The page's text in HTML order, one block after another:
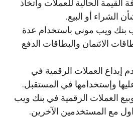
الحالية للعملات واتخاذ
الشراء أو البيع.
ويب موني باستخدام عدة
الائتمان والبطاقات الدفع
إيداع العملات الرقمية في
وإستخدامها في المستقبل.
العملات الرقمية في بنك ويب
مع المستخدمين الآخرين.